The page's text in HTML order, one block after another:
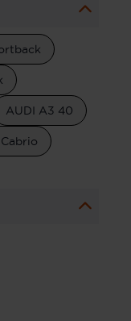
AUDI A3 40